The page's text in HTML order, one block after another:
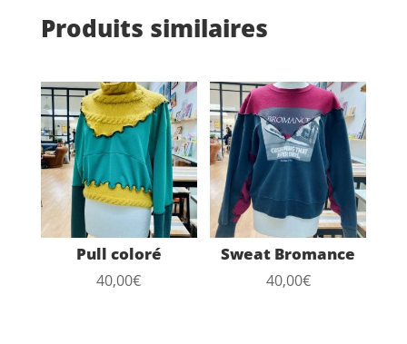
Série
Divine
Produits similaires
Pull coloré
40,00€
Sweat Bromance
40,00€